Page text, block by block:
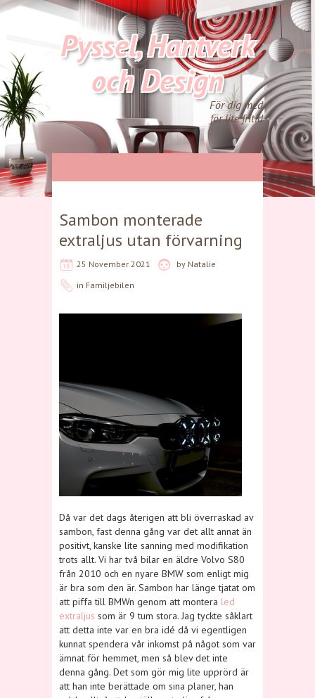
Pyssel, Hantverk
och Design
För dig med
för lite fritid
Sambon monterade
extraljus utan förvarning
25 November 2021 by Natalie
in Familjebilen
Då var det dags återigen att bli överraskad av
sambon, fast denna gång var det allt annat än
positivt, kanske lite sanning med modifikation
trots allt. Vi har två bilar en äldre Volvo S80
från 2010 och en nyare BMW som enligt mig
är bra som den är. Sambon har länge tjatat om
att piffa till BMWn genom att montera led
extraljus som är 9 tum stora. Jag tyckte såklart
att detta inte var en bra idé då vi egentligen
kunnat spendera vår inkomst på något som var
ämnat för hemmet, men så blev det inte
denna gång. Det som gör mig lite upprörd är
att han inte berättade om sina planer, han